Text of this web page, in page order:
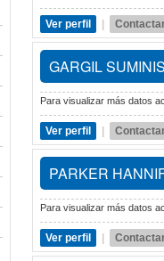
Ver perfil
GARGIL
Para visualizar más datos
Ver perfil
PARKER
Para visualizar más datos
Ver perfil